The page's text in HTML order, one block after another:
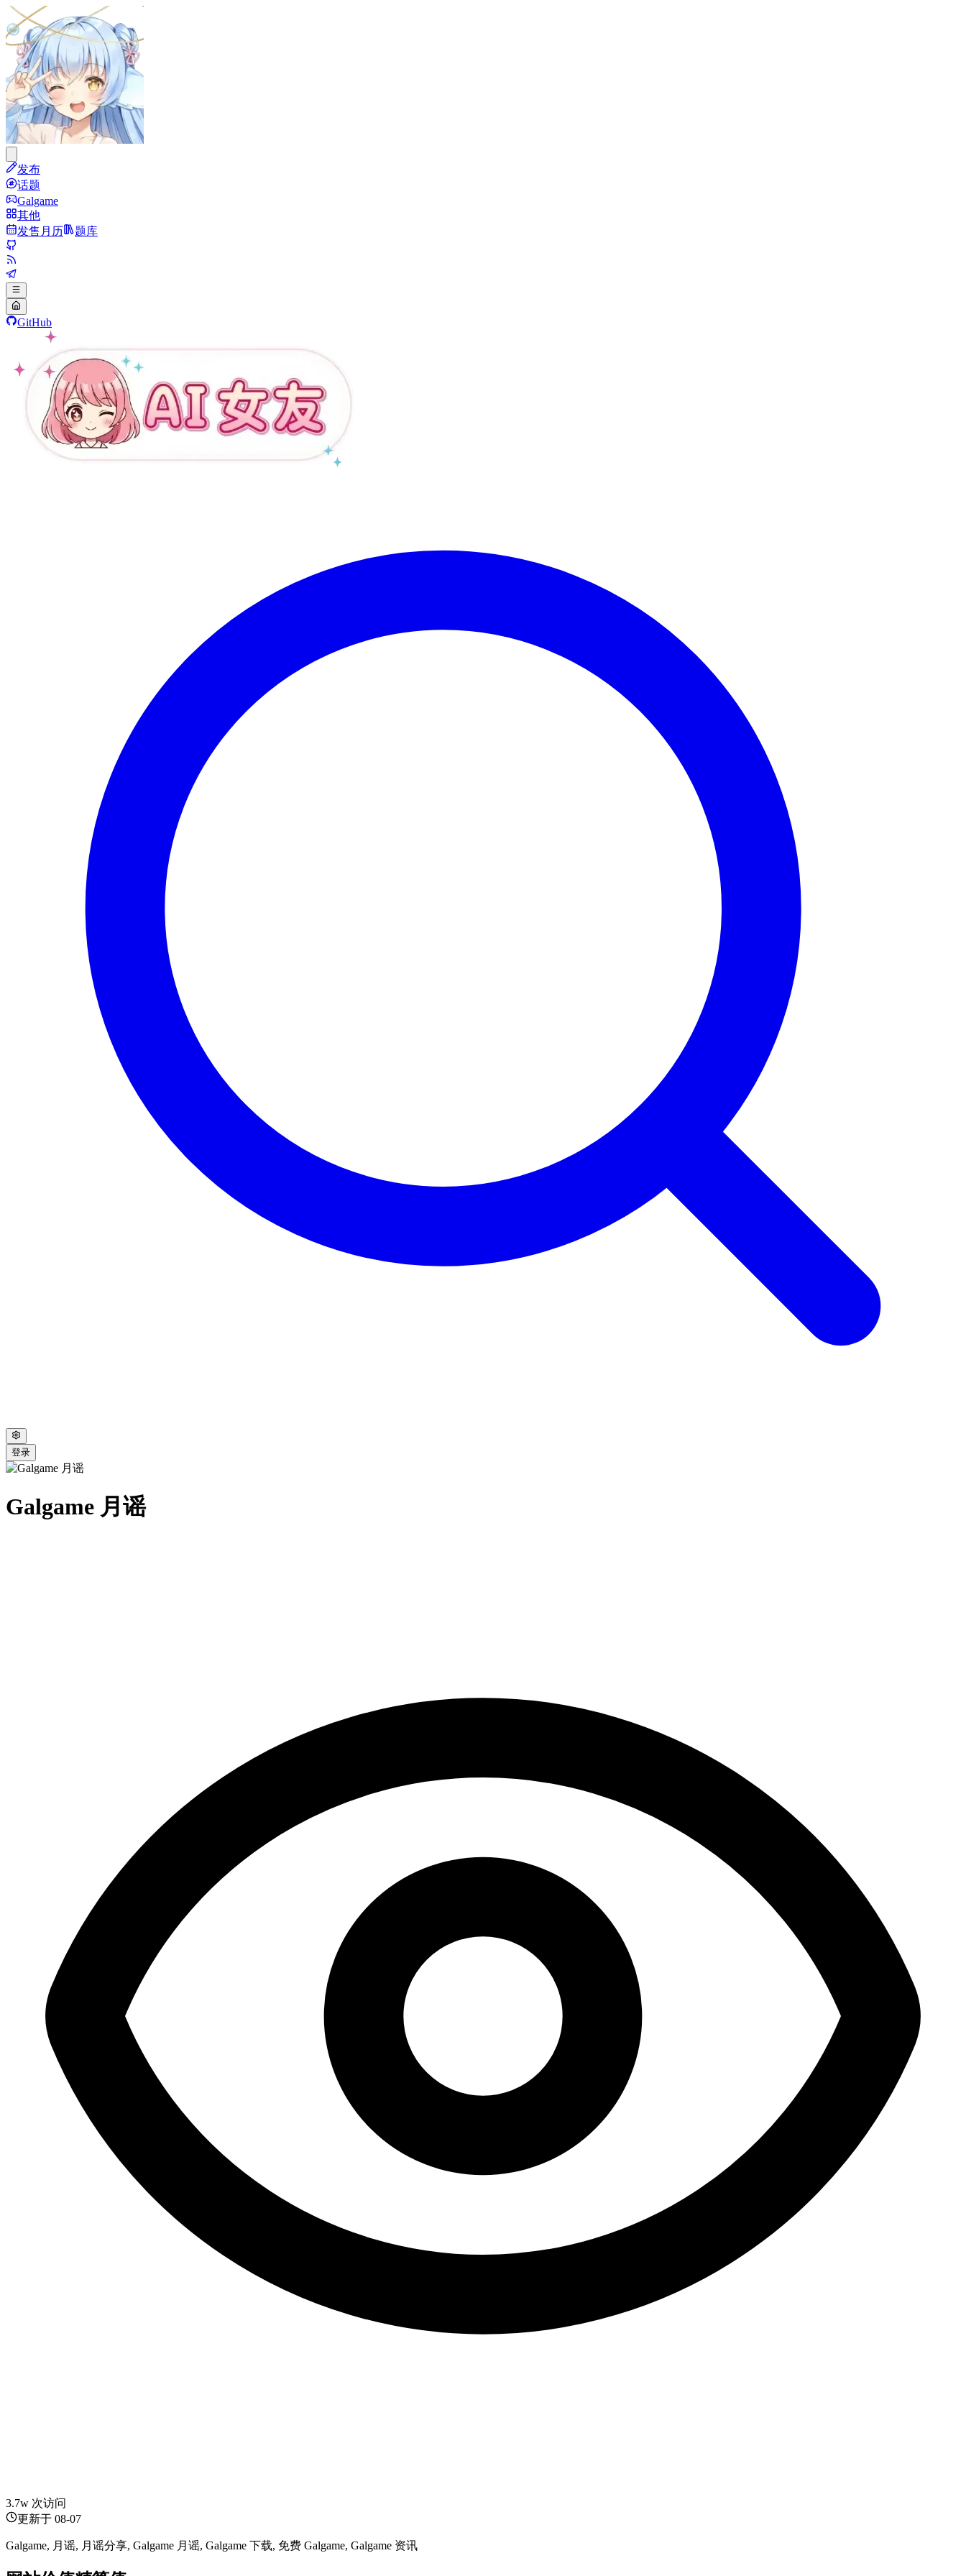
发布
话题
Galgame
其他
发售月历
题库
GitHub
登录
Galgame 月谣
3.7w 次访问
更新于 08-07
Galgame, 月谣, 月谣分享, Galgame 月谣, Galgame 下载, 免费 Galgame, Galgame 资讯